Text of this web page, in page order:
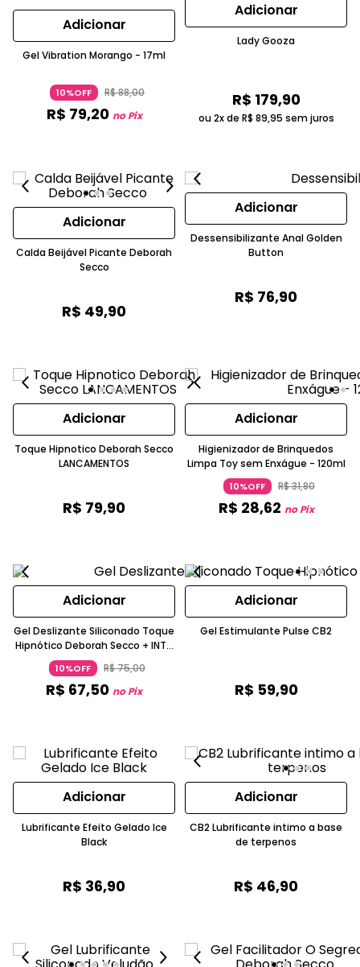
Adicionar
Gel Vibration Morango - 17ml
10%OFF R$88,00
R$ 79,20 no Pix
Adicionar
Lady Gooza
R$ 179,90
ou 2x de R$ 89,95 sem juros
Adicionar
Calda Beijável Picante Deborah
Secco
R$ 49,90
Adicionar
Dessensibilizante Anal Golden
Button
R$ 76,90
Adicionar
Toque Hipnotico Deborah Secco
LANCAMENTOS
R$ 79,90
Adicionar
Higienizador de Brinquedos
Limpa Toy sem Enxágue - 120ml
10%OFF R$31,80
R$ 28,62 no Pix
Adicionar
Gel Deslizante Siliconado Toque
Hipnótico Deborah Secco + INTT
60ml
10%OFF R$75,00
R$ 67,50 no Pix
Adicionar
Gel Estimulante Pulse CB2
R$ 59,90
Adicionar
Lubrificante Efeito Gelado Ice
Black
R$ 36,90
Adicionar
CB2 Lubrificante intimo a base
de terpenos
R$ 46,90